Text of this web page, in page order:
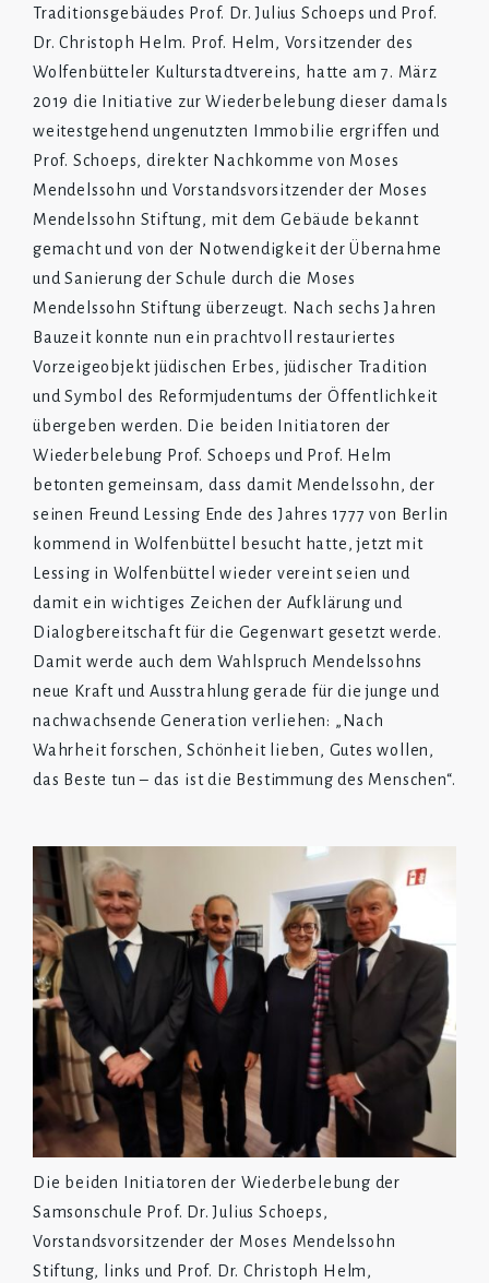
Traditionsgebäudes Prof. Dr. Julius Schoeps und Prof.
Dr. Christoph Helm. Prof. Helm, Vorsitzender des
Wolfenbütteler Kulturstadtvereins, hatte am 7. März
2019 die Initiative zur Wiederbelebung dieser damals
weitestgehend ungenutzten Immobilie ergriffen und
Prof. Schoeps, direkter Nachkomme von Moses
Mendelssohn und Vorstandsvorsitzender der Moses
Mendelssohn Stiftung, mit dem Gebäude bekannt
gemacht und von der Notwendigkeit der Übernahme
und Sanierung der Schule durch die Moses
Mendelssohn Stiftung überzeugt. Nach sechs Jahren
Bauzeit konnte nun ein prachtvoll restauriertes
Vorzeigeobjekt jüdischen Erbes, jüdischer Tradition
und Symbol des Reformjudentums der Öffentlichkeit
übergeben werden. Die beiden Initiatoren der
Wiederbelebung Prof. Schoeps und Prof. Helm
betonten gemeinsam, dass damit Mendelssohn, der
seinen Freund Lessing Ende des Jahres 1777 von Berlin
kommend in Wolfenbüttel besucht hatte, jetzt mit
Lessing in Wolfenbüttel wieder vereint seien und
damit ein wichtiges Zeichen der Aufklärung und
Dialogbereitschaft für die Gegenwart gesetzt werde.
Damit werde auch dem Wahlspruch Mendelssohns
neue Kraft und Ausstrahlung gerade für die junge und
nachwachsende Generation verliehen: „Nach
Wahrheit forschen, Schönheit lieben, Gutes wollen,
das Beste tun – das ist die Bestimmung des Menschen“.
Die beiden Initiatoren der Wiederbelebung der
Samsonschule Prof. Dr. Julius Schoeps,
Vorstandsvorsitzender der Moses Mendelssohn
Stiftung, links und Prof. Dr. Christoph Helm,